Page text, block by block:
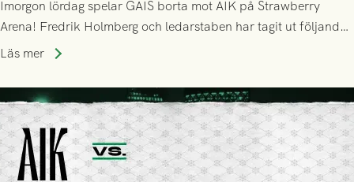
Imorgon lördag spelar GAIS borta mot AIK på Strawberry
Arena! Fredrik Holmberg och ledarstaben har tagit ut följande
trupp till matchen:
Läs mer